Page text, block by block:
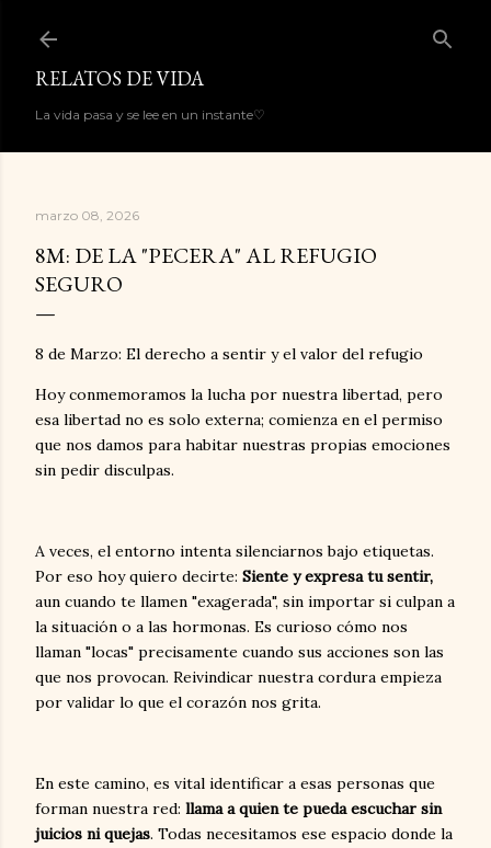
RELATOS DE VIDA
La vida pasa y se lee en un instante♡
marzo 08, 2026
8M: DE LA "PECERA" AL REFUGIO
SEGURO
8 de Marzo: El derecho a sentir y el valor del refugio
Hoy conmemoramos la lucha por nuestra libertad, pero
esa libertad no es solo externa; comienza en el permiso
que nos damos para habitar nuestras propias emociones
sin pedir disculpas.
A veces, el entorno intenta silenciarnos bajo etiquetas.
Por eso hoy quiero decirte: Siente y expresa tu sentir,
aun cuando te llamen "exagerada", sin importar si culpan a
la situación o a las hormonas. Es curioso cómo nos
llaman "locas" precisamente cuando sus acciones son las
que nos provocan. Reivindicar nuestra cordura empieza
por validar lo que el corazón nos grita.
En este camino, es vital identificar a esas personas que
forman nuestra red: llama a quien te pueda escuchar sin
juicios ni quejas. Todas necesitamos ese espacio donde la